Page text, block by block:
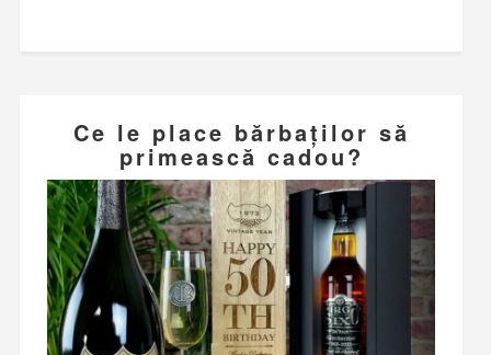
Ce le place bărbaților să
primească cadou?